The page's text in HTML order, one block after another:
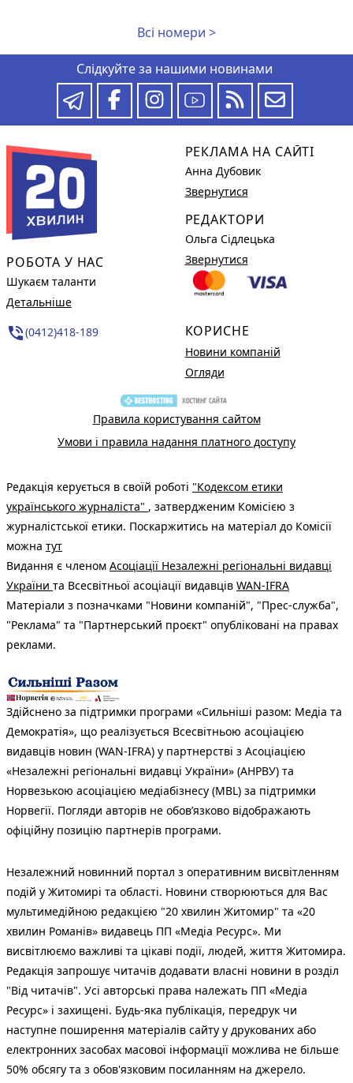
Всі номери >
Слідкуйте за нашими новинами
РОБОТА У НАС
Шукаєм таланти
Детальніше
phone_in_talk(0412)418-189
РЕКЛАМА НА САЙТІ
Анна Дубовик
Звернутися
РЕДАКТОРИ
Ольга Сідлецька
Звернутися
КОРИСНЕ
Новини компаній
Огляди
Правила користування сайтом
Умови і правила надання платного доступу
Редакція керується в своїй роботі "Кодексом етики
українського журналіста" , затвердженим Комісією з
журналістської етики. Поскаржитись на матеріал до Комісії
можна тут
Видання є членом Асоціації Незалежні регіональні видавці
України та Всесвітньої асоціації видавців WAN-IFRA
Матеріали з позначками "Новини компаній", "Прес-служба",
"Реклама" та "Партнерський проєкт" опубліковані на правах
реклами.
Здійснено за підтримки програми «Сильніші разом: Медіа та
Демократія», що реалізується Всесвітньою асоціацією
видавців новин (WAN-IFRA) у партнерстві з Асоціацією
«Незалежні регіональні видавці України» (АНРВУ) та
Норвезькою асоціацією медіабізнесу (MBL) за підтримки
Норвегії. Погляди авторів не обов’язково відображають
офіційну позицію партнерів програми.
Незалежний новинний портал з оперативним висвітленням
подій у Житомирі та області. Новини створюються для Вас
мультимедійною редакцією "20 хвилин Житомир" та «20
хвилин Романів» видавець ПП «Медіа Ресурс». Ми
висвітлюємо важливі та цікаві події, людей, життя Житомира.
Редакція запрошує читачів додавати власні новини в розділ
"Від читачів". Усі авторські права належать ПП «Медіа
Ресурс» і захищені. Будь-яка публiкацiя, передрук чи
наступне поширення матеріалів сайту у друкованих або
електронних засобах масової інформації можлива не більше
50% обсягу та з обов'язковим посиланням на джерело.